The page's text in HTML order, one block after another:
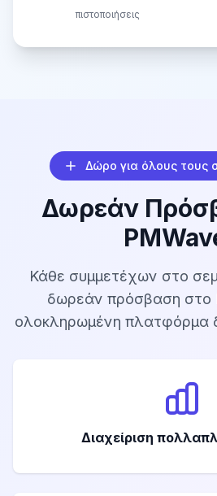
πιστοποιήσεις
Δώρο για όλους τους
Δωρεάν
Κάθε συμμετέχων στο
δωρεάν πρόσβαση στο
ολοκληρωμένη πλατφόρμα
Διαχείριση